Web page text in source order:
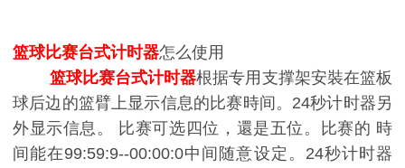
篮球比赛台式计时器怎么使用
篮球比赛台式计时器根据专用支撑架安裝在篮板
球后边的篮臂上显示信息的比赛時间。24秒计时器另
外显示信息。 比赛可选四位，還是五位。比赛的 時
间能在99:59:9--00:00:0中间随意设定。24秒计时器